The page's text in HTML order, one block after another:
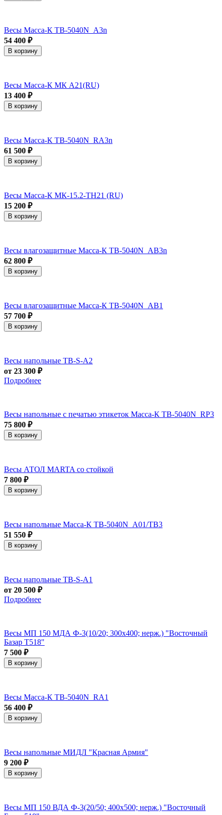
Весы Масса-К TB-5040N_А3n
54 400 ₽
В корзину
Весы Масса-К МК А21(RU)
13 400 ₽
В корзину
Весы Масса-К ТВ-5040N_RA3n
61 500 ₽
В корзину
Весы Масса-К МК-15.2-ТН21 (RU)
15 200 ₽
В корзину
Весы влагозащитные Масса-К TB-5040N_АB3n
62 800 ₽
В корзину
Весы влагозащитные Масса-К TB-5040N_АB1
57 700 ₽
В корзину
Весы напольные ТВ-S-А2
от 23 300 ₽
Подробнее
Весы напольные с печатью этикеток Масса-К ТВ-5040N_RP3
75 800 ₽
В корзину
Весы АТОЛ MARTA со стойкой
7 800 ₽
В корзину
Весы напольные Масса-К ТВ-5040N_A01/ТВ3
51 550 ₽
В корзину
Весы напольные ТВ-S-А1
от 20 500 ₽
Подробнее
Весы МП 150 МДА Ф-3(10/20; 300х400; нерж.) "Восточный
Базар Т518"
7 500 ₽
В корзину
Весы Масса-К ТВ-5040N_RA1
56 400 ₽
В корзину
Весы напольные МИДЛ "Красная Армия"
9 200 ₽
В корзину
Весы МП 150 ВДА Ф-3(20/50; 400х500; нерж.) "Восточный